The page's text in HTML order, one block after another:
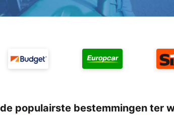
de populairste bestemmingen ter